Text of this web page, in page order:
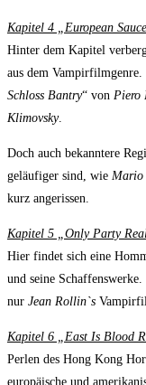
Kapitel 4 „European
Hinter dem Kapitel
aus dem Vampirfilmgenre.
Schloss Bantry“ von Piero
Klimovsky.
Doch auch bekanntere
geläufiger sind, wie Mario
kurz angerissen.
Kapitel 5 „Only Party
Hier findet sich eine
und seine
nur Jean Rollin`s
Kapitel 6 „East Is Blood
Perlen des Hong Kong
europäische und